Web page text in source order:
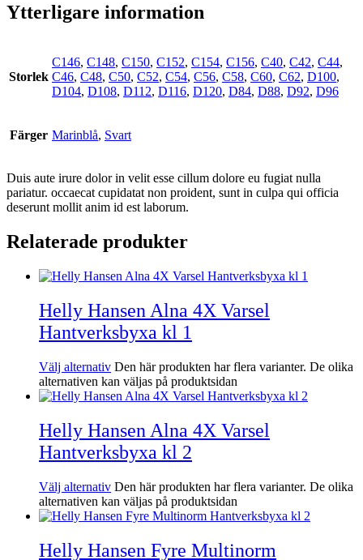
Ytterligare information
Storlek
C146, C148, C150, C152, C154, C156, C40, C42, C44,
C46, C48, C50, C52, C54, C56, C58, C60, C62, D100,
D104, D108, D112, D116, D120, D84, D88, D92, D96
Färger Marinblå, Svart
Duis aute irure dolor in velit esse cillum dolore eu fugiat nulla
pariatur. occaecat cupidatat non proident, sunt in culpa qui officia
deserunt mollit anim id est laborum.
Relaterade produkter
Helly Hansen Alna 4X Varsel
Hantverksbyxa kl 1
Välj alternativ Den här produkten har flera varianter. De olika
alternativen kan väljas på produktsidan
Helly Hansen Alna 4X Varsel
Hantverksbyxa kl 2
Välj alternativ Den här produkten har flera varianter. De olika
alternativen kan väljas på produktsidan
Helly Hansen Fyre Multinorm